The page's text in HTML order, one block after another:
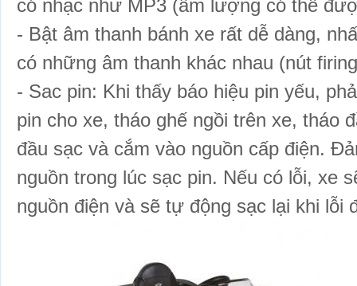
có nhạc như MP3 (âm lượng có thể
- Bật âm thanh bánh xe rất dễ dàng,
có những âm thanh khác nhau (nút
- Sac pin: Khi thấy báo hiệu pin yếu,
pin cho xe, tháo ghế ngồi trên xe, tháo
đầu sạc và cắm vào nguồn cấp điện.
nguồn trong lúc sạc pin. Nếu có lỗi, xe
nguồn điện và sẽ tự động sạc lại khi lỗi